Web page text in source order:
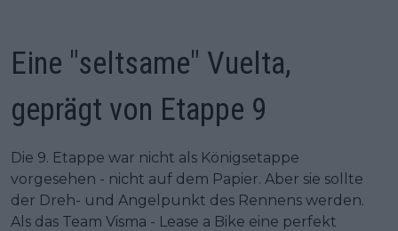
Eine "seltsame" Vuelta,
geprägt von Etappe 9
Die 9. Etappe war nicht als Königsetappe
vorgesehen - nicht auf dem Papier. Aber sie sollte
der Dreh- und Angelpunkt des Rennens werden.
Als das Team Visma - Lease a Bike eine perfekt